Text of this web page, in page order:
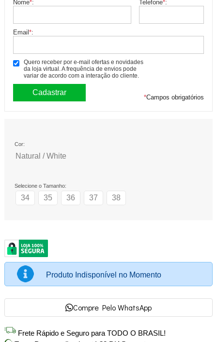
Nome*: Telefone*:
Email*:
Quero receber por e-mail ofertas e novidades
da loja virtual. A frequência de envios pode
variar de acordo com a interação do cliente.
*Campos obrigatórios
Cor:
Natural / White
Selecione o Tamanho:
34 35 36 37 38
Produto Indisponível no Momento
Compre Pelo WhatsApp
Frete Rápido e Seguro para TODO O BRASIL!